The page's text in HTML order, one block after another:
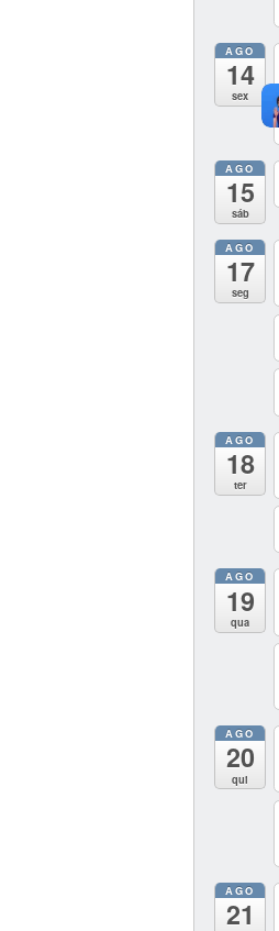
AGO
14
sex
AGO
15
sáb
AGO
17
seg
AGO
18
ter
AGO
19
qua
AGO
20
qui
AGO
21